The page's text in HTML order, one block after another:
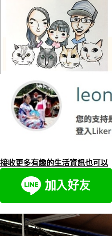
接收更多有趣的生活資訊也可以